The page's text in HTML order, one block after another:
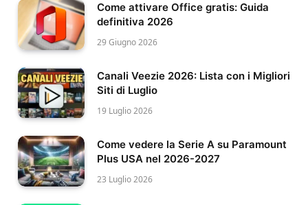
Come attivare Office gratis: Guida
definitiva 2026
29 Giugno 2026
Canali Veezie 2026: Lista con i Migliori
Siti di Luglio
19 Luglio 2026
Come vedere la Serie A su Paramount
Plus USA nel 2026-2027
23 Luglio 2026